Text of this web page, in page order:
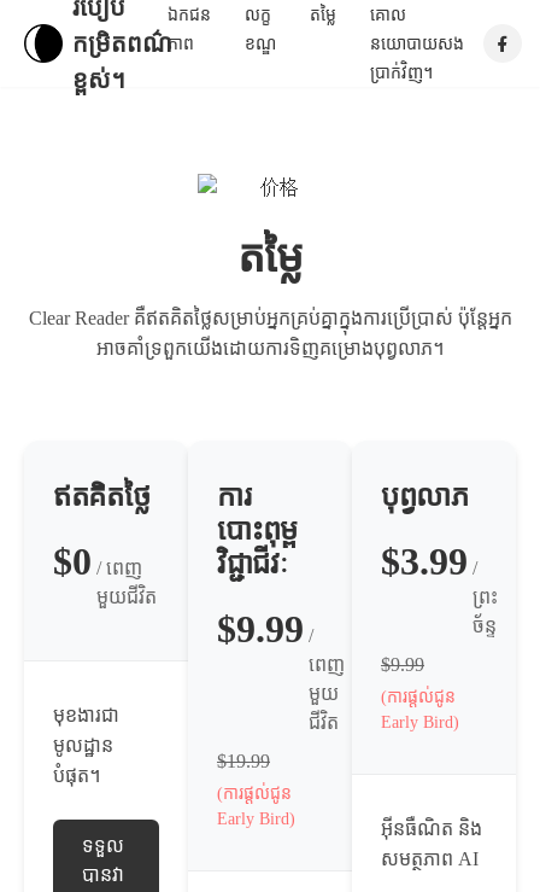
របៀប
កម្រិតពណ៌
ខ្ពស់។
ឯកជន
ភាព
លក្ខ
ខណ្ឌ
តម្លៃ
គោល
នយោបាយសង
ប្រាក់វិញ។
តម្លៃ
Clear Reader គឺឥតគិតថ្លៃសម្រាប់អ្នកគ្រប់គ្នាក្នុងការប្រើប្រាស់ ប៉ុន្តែអ្នក
អាចគាំទ្រពួកយើងដោយការទិញគម្រោងបុព្វលាភ។
ឥតគិតថ្លៃ
$0 / ពេញ
មួយជីវិត
មុខងារជា
មូលដ្ឋាន
បំផុត។
ទទួល
បានវា
ការ
បោះពុម្ព
វិជ្ជាជីវៈ
$9.99 /
ពេញ
មួយ
ជីវិត
$19.99
(ការផ្តល់ជូន
Early Bird)
បុព្វលាភ
$3.99 /
ព្រះ
ច័ន្ទ
$9.99
(ការផ្តល់ជូន
Early Bird)
អ៊ីនធឺណិត និង
សមត្ថភាព AI